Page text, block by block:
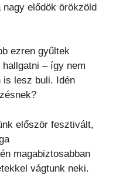
elődök örökzöld
ezren gyűltek
– így nem
is lesz buli. Idén
először fesztivált,
magabiztosabban
vágtunk neki.